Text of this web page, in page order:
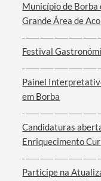
Filtros
Município de
Grande Área de
Festival
Painel
em Borba
Candidaturas
Enriquecimento
Participe na